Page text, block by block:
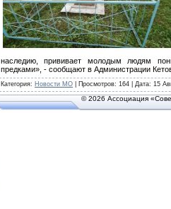
наследию, прививает молодым людям
предками», - сообщают в Администрации
Категория: Новости МО Просмотров: 164 | Дата: 15
© 2026 Ассоциация